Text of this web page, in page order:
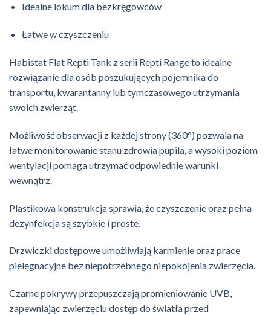
Idealne lokum dla bezkręgowców
Łatwe w czyszczeniu
Habistat Flat Repti Tank z serii Repti Range to idealne
rozwiązanie dla osób poszukujących pojemnika do
transportu, kwarantanny lub tymczasowego utrzymania
swoich zwierząt.
Możliwość obserwacji z każdej strony (360°) pozwala na
łatwe monitorowanie stanu zdrowia pupila, a wysoki poziom
wentylacji pomaga utrzymać odpowiednie warunki
wewnątrz.
Plastikowa konstrukcja sprawia, że czyszczenie oraz pełna
dezynfekcja są szybkie i proste.
Drzwiczki dostępowe umożliwiają karmienie oraz prace
pielęgnacyjne bez niepotrzebnego niepokojenia zwierzęcia.
Czarne pokrywy przepuszczają promieniowanie UVB,
zapewniając zwierzęciu dostęp do światła przed